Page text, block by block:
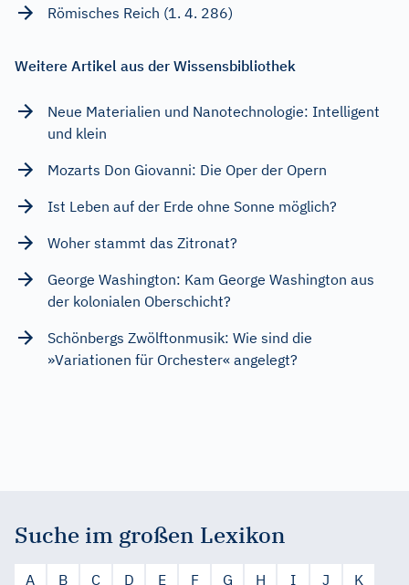
Römisches Reich (1. 4. 286)
Weitere Artikel aus der Wissensbibliothek
Neue Materialien und Nanotechnologie: Intelligent
und klein
Mozarts Don Giovanni: Die Oper der Opern
Ist Leben auf der Erde ohne Sonne möglich?
Woher stammt das Zitronat?
George Washington: Kam George Washington aus
der kolonialen Oberschicht?
Schönbergs Zwölftonmusik: Wie sind die
»Variationen für Orchester« angelegt?
Suche im großen Lexikon
A B C D E F G H I J
K